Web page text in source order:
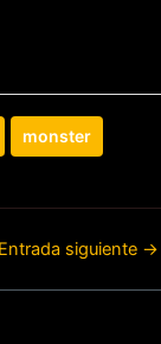
monster
Entrada siguiente →